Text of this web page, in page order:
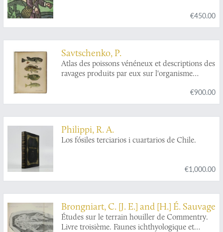
€450.00
Savtschenko, P.
Atlas des poissons vénéneux et descriptions des
ravages produits par eux sur l'organisme
jadovitych ryb s opisaniem vida ich deistviia
jada na organizm cheloveka i ukazaniem
€900.00
Philippi, R. A.
Los fósiles terciarios i cuartarios de Chile.
€1,000.00
Brongniart, C. [J. E.] and [H.] É. Sauvage
Études sur le terrain houiller de Commentry.
Livre troisième. Faunes ichthyologique et